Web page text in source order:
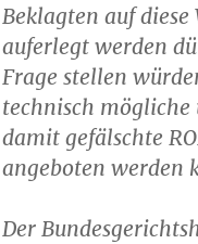
Beklagten auf
auferlegt werden
Frage stellen
technisch
damit gefälschte
angeboten werden
Der